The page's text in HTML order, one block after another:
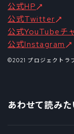
公式HP
公式Twitter
公式YouTubeチ
公式Instagram
©2021 プロジェクトラ
あわせて読みた